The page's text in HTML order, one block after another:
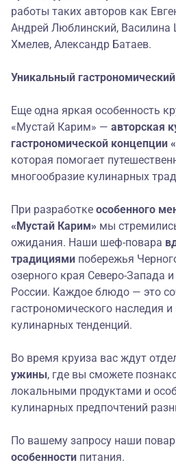
работы таких авторов как
Андрей Люблинский,
Хмелев, Александр Батаев.
Уникальный
Еще одна яркая особенность
«Мустай Карим» — авторская
гастрономической концепции
которая помогает
многообразие кулинарных
При разработке особенного
«Мустай Карим» мы
ожидания. Наши шеф-повара
традициями побережья
озерного края Северо-Запада
России. Каждое блюдо — это
гастрономического наследия
кулинарных тенденций.
Во время круиза вас ждут
ужины, где вы сможете
локальными продуктами и
кулинарных предпочтений
По вашему запросу наши
особенности питания.